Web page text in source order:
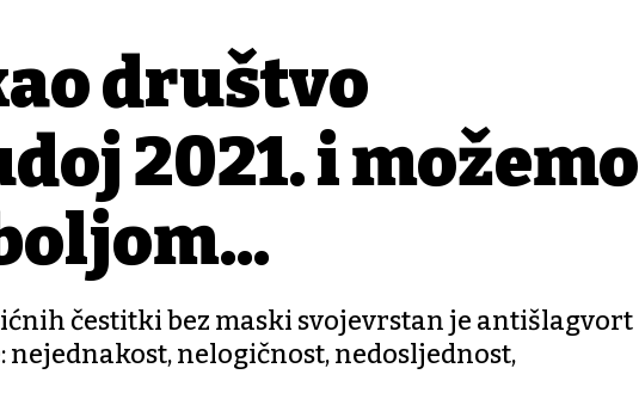
društvo
2021. i možemo
čestitki bez maski svojevrstan je antišlagvort
nejednakost, nelogičnost, nedosljednost,